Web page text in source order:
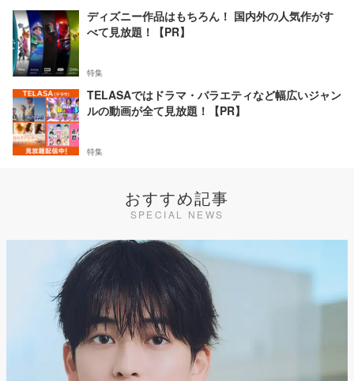
ディズニー作品はもちろん！ 国内外の人気作がす
べて見放題！【PR】
特集
TELASAではドラマ・バラエティなど幅広いジャン
ルの動画が全て見放題！【PR】
特集
おすすめ記事
SPECIAL NEWS